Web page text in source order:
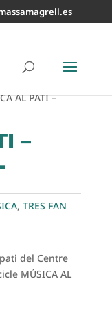
AL PATI –
–
, TRES FAN
del Centre
MÚSICA AL